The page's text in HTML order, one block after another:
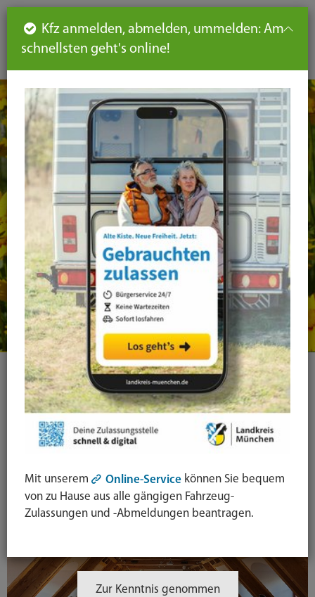
DE
Zukunftswochen 2025 – fünf
Wochen voller Begegnungen,
Inspiration und Ideen
04.11.2025
Gemeinsamer Abschluss: Impulse setzen und Netzwerke
Seiteninhalt
Hauptnavigation
Seitennavigation
leichte
Sprache
Kfz anmelden, abmelden, ummelden: Am
schnellsten geht's online!
Mit unserem Online-Service können Sie bequem
von zu Hause aus alle gängigen Fahrzeug-
Zulassungen und -Abmeldungen beantragen.
Zur Kenntnis genommen